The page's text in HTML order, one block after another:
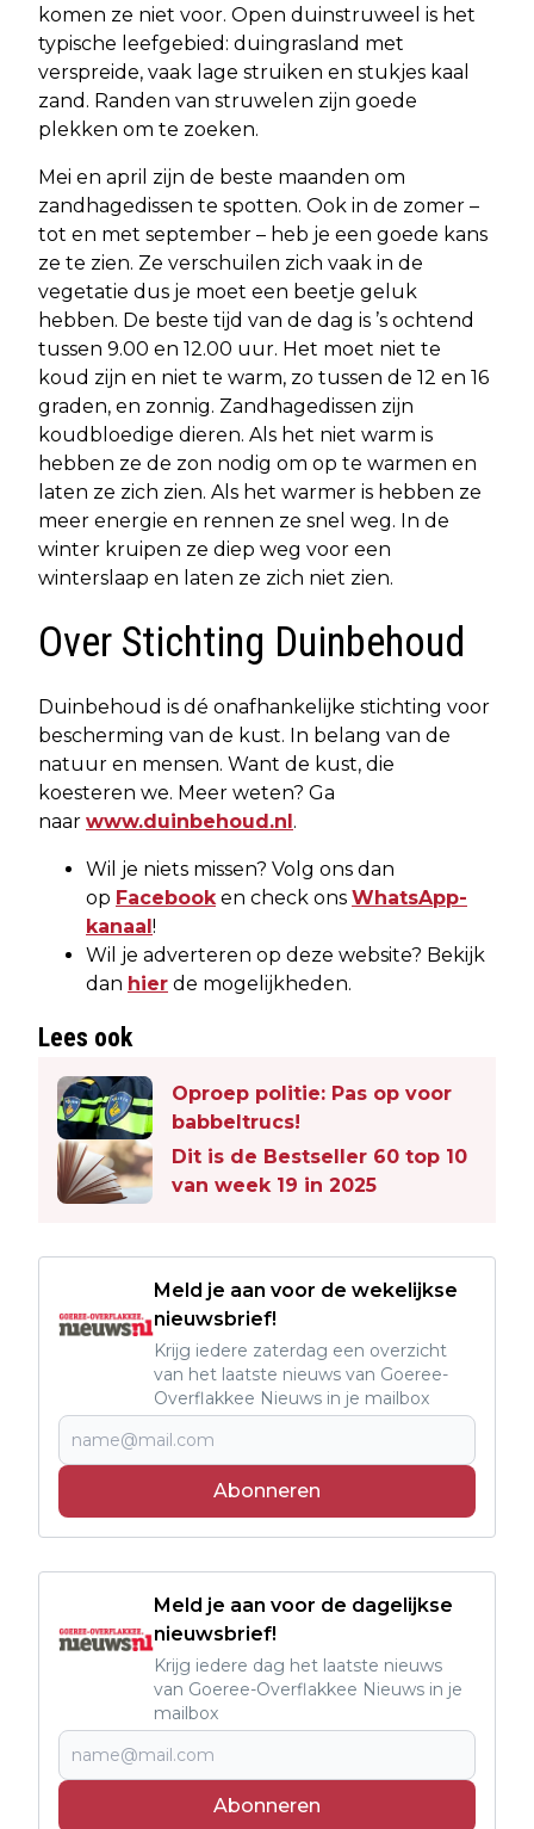
komen ze niet voor. Open duinstruweel is het
typische leefgebied: duingrasland met
verspreide, vaak lage struiken en stukjes kaal
zand. Randen van struwelen zijn goede
plekken om te zoeken.
Mei en april zijn de beste maanden om
zandhagedissen te spotten. Ook in de zomer –
tot en met september – heb je een goede kans
ze te zien. Ze verschuilen zich vaak in de
vegetatie dus je moet een beetje geluk
hebben. De beste tijd van de dag is ’s ochtend
tussen 9.00 en 12.00 uur. Het moet niet te
koud zijn en niet te warm, zo tussen de 12 en 16
graden, en zonnig. Zandhagedissen zijn
koudbloedige dieren. Als het niet warm is
hebben ze de zon nodig om op te warmen en
laten ze zich zien. Als het warmer is hebben ze
meer energie en rennen ze snel weg. In de
winter kruipen ze diep weg voor een
winterslaap en laten ze zich niet zien.
Over Stichting Duinbehoud
Duinbehoud is dé onafhankelijke stichting voor
bescherming van de kust. In belang van de
natuur en mensen. Want de kust, die
koesteren we. Meer weten? Ga
naar www.duinbehoud.nl .
Wil je niets missen? Volg ons dan
op Facebooken check ons WhatsApp-
kanaal !
Wil je adverteren op deze website? Bekijk
dan hier de mogelijkheden.
Lees ook
Oproep politie: Pas op voor
babbeltrucs!
Dit is de Bestseller 60 top 10
van week 19 in 2025
Meld je aan voor de wekelijkse
nieuwsbrief!
Krijg iedere zaterdag een overzicht
van het laatste nieuws van Goeree-
Overflakkee Nieuws in je mailbox
Abonneren
Meld je aan voor de dagelijkse
nieuwsbrief!
Krijg iedere dag het laatste nieuws
van Goeree-Overflakkee Nieuws in je
mailbox
Abonneren